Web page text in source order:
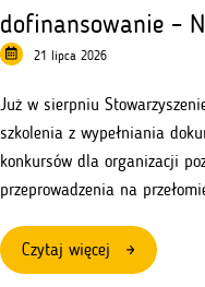
dofinansowanie –
21 lipca 2026
Już w sierpniu
szkolenia z wypełniania
konkursów dla organizacji
przeprowadzenia na
Czytaj więcej
Szkolenia